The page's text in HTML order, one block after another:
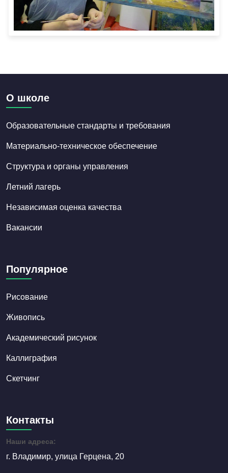
О школе
Образовательные стандарты и требования
Материально-техническое обеспечение
Структура и органы управления
Летний лагерь
Независимая оценка качества
Вакансии
Популярное
Рисование
Живопись
Академический рисунок
Каллиграфия
Скетчинг
Контакты
Наши адреса:
г. Владимир, улица Герцена, 20